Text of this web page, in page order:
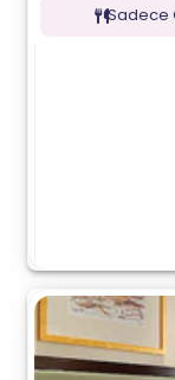
Sadece